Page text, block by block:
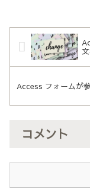
Access フォームが
コメント